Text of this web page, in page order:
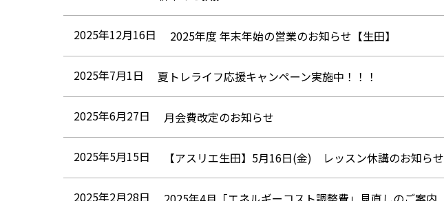
2025年12月16日 2025年度 年末年始の営業のお知らせ【生田】
2025年7月1日 夏トレライフ応援キャンペーン実施中！！！
2025年6月27日 月会費改定のお知らせ
2025年5月15日 【アスリエ生田】5月16日(金) レッスン休講のお知らせ
2025年2月28日